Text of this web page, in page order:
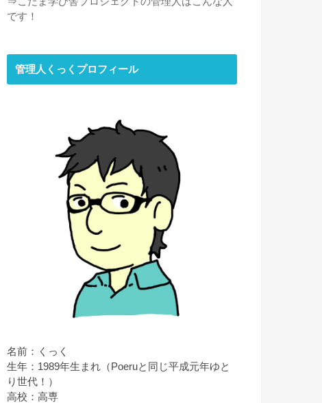
です！
管理人くっくプロフィール
名前：くっく
生年：1989年生まれ（Poeruと同じ平成元年ゆと
り世代！）
高校：高専